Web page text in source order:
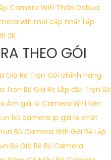
Camera Wifi Thân Dahua
wifi mới cập nhật Lắp
2K
THEO GÓI
Giá Rẻ Trọn Gói chính hãng
Trọn Bộ Giá RẻLắp đặt Trọn Bộ
Âm giá rẻCamera Wifi Nên
bộ camera Ip giá rẻ chất
Bộ Camera Wifi Giá Rẻ Lắp
Bộ Giá RẻBộ Camera